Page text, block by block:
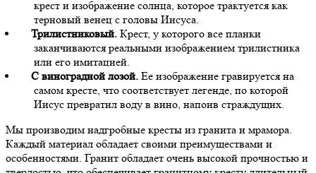
крест и изображение солнца, которое трактуется как
терновый венец с головы Иисуса.
Трилистниковый. Крест, у которого все планки
заканчиваются реальными изображением трилистника
или его имитацией.
С виноградной лозой. Ее изображение гравируется на
самом кресте, что соответствует легенде, по которой
Иисус превратил воду в вино, напоив страждущих.
Мы производим надгробные кресты из гранита и мрамора.
Каждый материал обладает своими преимуществами и
особенностями. Гранит обладает очень высокой прочностью и